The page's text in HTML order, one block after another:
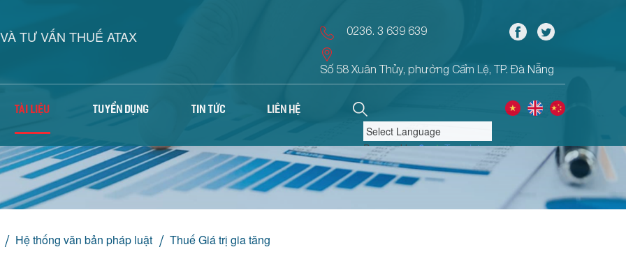
TƯ VẤN THUẾ ATAX 0236. 3 639 639
Số 58 Xuân Thủy, phường Cẩm Lệ, TP. Đà Nẵng
TÀI LIỆU TUYỂN DỤNG TIN TỨC LIÊN HỆ
Powered by Translate
Hệ thống văn bản pháp luật Thuế Giá trị gia tăng